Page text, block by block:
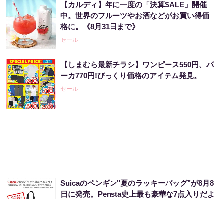
「2027年の宝くじ当選者は〇〇です」占い師
が暴露
PR（合同会社デジタルファーム ）
「宝くじ、運じゃなかった」当たる人は“同じ
こと”してる
PR（合同会社デジタルファーム ）
「宝くじを買う前に〇〇をしただけ」言われ
た通りにしてみたら…
【カルディ】年に一度の「決算SALE」開催
中。世界のフルーツやお酒などがお買い得価
格に。《8月31日まで》
セール
【しまむら最新チラシ】ワンピース550円、パ
ーカ770円!びっくり価格のアイテム発見。
セール
Suicaのペンギン"夏のラッキーバッグ"が8月8
日に発売。Pensta史上最も豪華な7点入りだよ